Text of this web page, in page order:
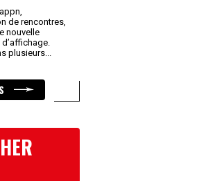
de rencontres,
nouvelle
plusieurs...